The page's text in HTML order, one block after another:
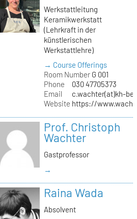
Werkstattleitung
Keramikwerkstatt
(Lehrkraft in der
künstlerischen
Werkstattlehre)
→ Course Offerings
Room NumberG 001
Phone
030 47705373
Email
c.wachter(at)kh-
Website https://
Prof. Christoph
Wachter
Gastprofessor
→
Raina Wada
Absolvent